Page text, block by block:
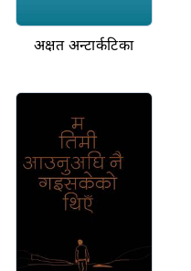
अक्षत अन्टार्कटिका